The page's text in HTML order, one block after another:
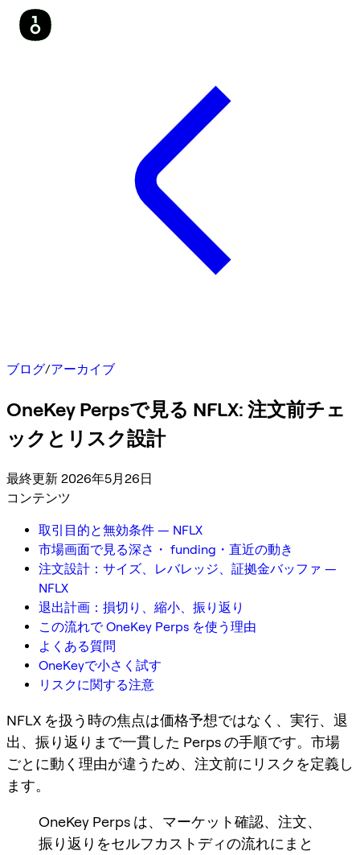
ブログ/アーカイブ
OneKey Perpsで見る NFLX: 注文前チェ
ックとリスク設計
最終更新 2026年5月26日
コンテンツ
取引目的と無効条件 — NFLX
市場画面で見る深さ・ funding・直近の動き
注文設計：サイズ、レバレッジ、証拠金バッファ —
NFLX
退出計画：損切り、縮小、振り返り
この流れで OneKey Perps を使う理由
よくある質問
OneKeyで小さく試す
リスクに関する注意
NFLX を扱う時の焦点は価格予想ではなく、実行、退
出、振り返りまで一貫した Perps の手順です。市場
ごとに動く理由が違うため、注文前にリスクを定義し
ます。
OneKey Perps は、マーケット確認、注文、
振り返りをセルフカストディの流れにまと